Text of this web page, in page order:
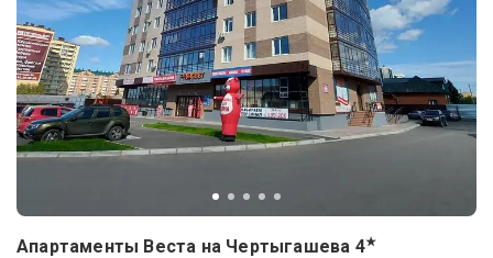
Апартаменты Веста на Чертыгашева 4★